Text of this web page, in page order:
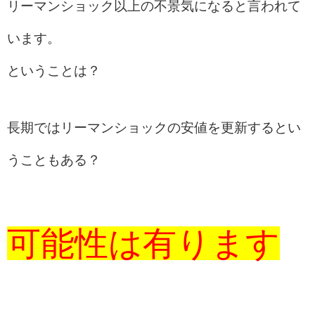
リーマンショック以上の不景気になると言われて
います。
ということは？
長期ではリーマンショックの安値を更新するとい
うこともある？
可能性は有ります